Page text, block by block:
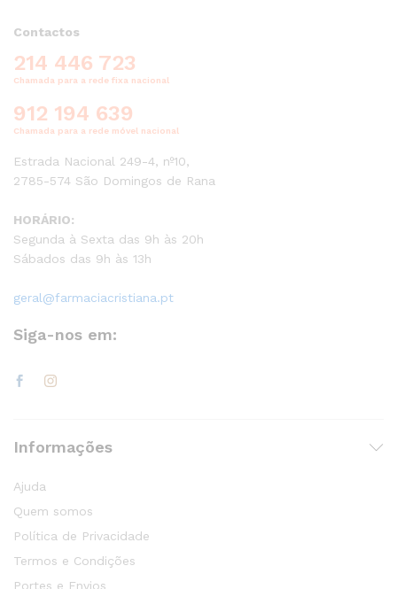
Contactos
214 446 723
Chamada para a rede fixa nacional
912 194 639
Chamada para a rede móvel nacional
Estrada Nacional 249-4, nº10,
2785-574 São Domingos de Rana
HORÁRIO:
Segunda à Sexta das 9h às 20h
Sábados das 9h às 13h
geral@farmaciacristiana.pt
Siga-nos em:
Informações
Ajuda
Quem somos
Política de Privacidade
Termos e Condições
Portes e Envios